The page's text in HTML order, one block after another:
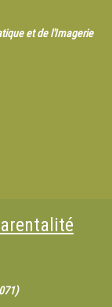
et de l'Imagerie